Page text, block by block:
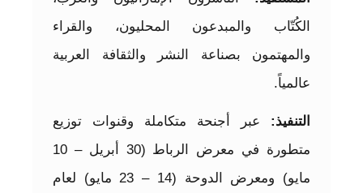
الكُتّاب والمبدعون المحليون، والقراء
والمهتمون بصناعة النشر والثقافة العربية
عالمياً.
التنفيذ: عبر أجنحة متكاملة وقنوات توزيع
متطورة في معرض الرباط (30 أبريل – 10
مايو) ومعرض الدوحة (14 – 23 مايو) لعام